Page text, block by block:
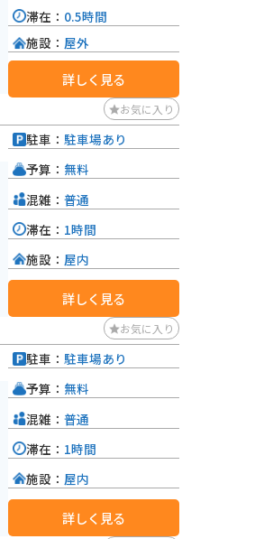
滞在： 0.5時間
施設： 屋外
詳しく見る
お気に入り
駐車： 駐車場あり
予算： 無料
混雑： 普通
滞在： 1時間
施設： 屋内
詳しく見る
お気に入り
駐車： 駐車場あり
予算： 無料
混雑： 普通
滞在： 1時間
施設： 屋内
詳しく見る